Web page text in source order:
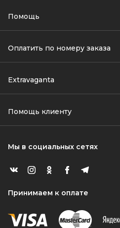
Помощь
Оплатить по номеру заказа
Extravaganta
Помощь клиенту
Мы в социальных сетях
Принимаем к оплате